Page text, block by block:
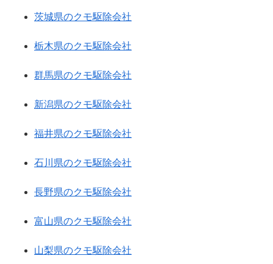
茨城県のクモ駆除会社
栃木県のクモ駆除会社
群馬県のクモ駆除会社
新潟県のクモ駆除会社
福井県のクモ駆除会社
石川県のクモ駆除会社
長野県のクモ駆除会社
富山県のクモ駆除会社
山梨県のクモ駆除会社